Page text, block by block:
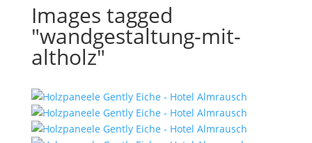
Images tagged
"wandgestaltung-mit-
altholz"